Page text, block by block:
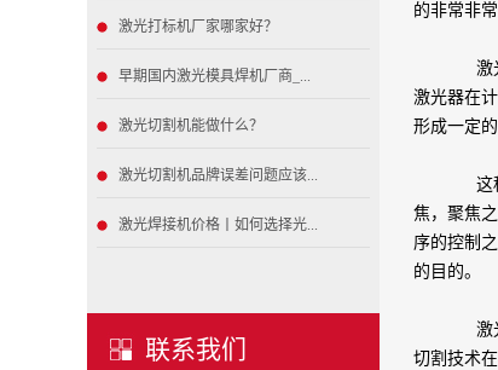
激光打标机厂家哪家好？
早期国内激光模具焊机厂商_...
激光切割机能做什么？
激光切割机品牌误差问题应该...
激光焊接机价格丨如何选择光...
联系我们
的非常非
激光
激光器在
形成一定
这种
焦，聚焦
序的控制
的目的。
激光
切割技术